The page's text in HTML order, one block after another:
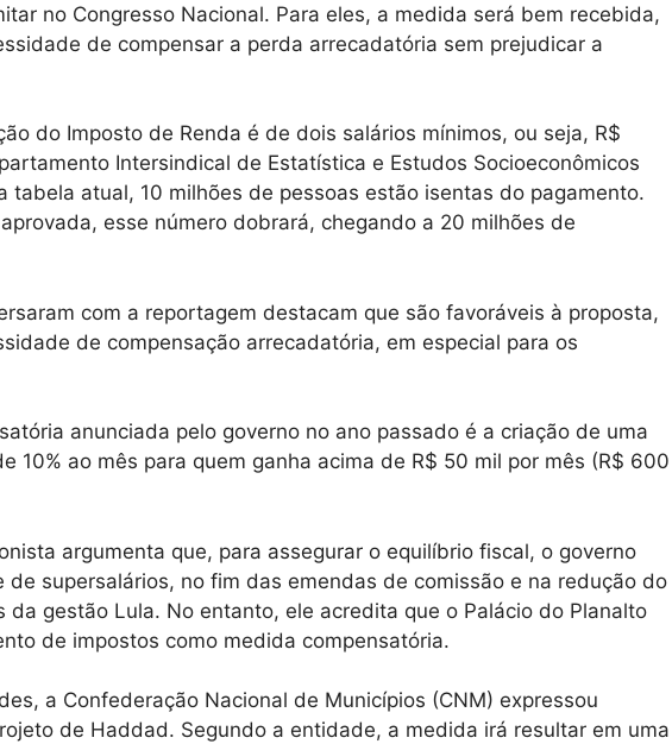
no Congresso Nacional. Para eles, a medida será bem recebida,
de compensar a perda arrecadatória sem prejudicar a
do Imposto de Renda é de dois salários mínimos, ou seja, R$
Intersindical de Estatística e Estudos Socioeconômicos
tabela atual, 10 milhões de pessoas estão isentas do pagamento.
esse número dobrará, chegando a 20 milhões de
com a reportagem destacam que são favoráveis à proposta,
de compensação arrecadatória, em especial para os
anunciada pelo governo no ano passado é a criação de uma
10% ao mês para quem ganha acima de R$ 50 mil por mês (R$ 600
argumenta que, para assegurar o equilíbrio fiscal, o governo
de supersalários, no fim das emendas de comissão e na redução do
da gestão Lula. No entanto, ele acredita que o Palácio do Planalto
de impostos como medida compensatória.
a Confederação Nacional de Municípios (CNM) expressou
de Haddad. Segundo a entidade, a medida irá resultar em uma